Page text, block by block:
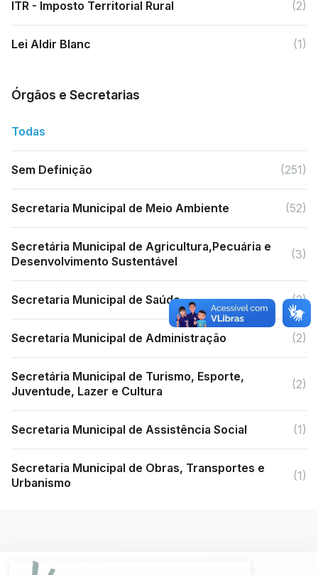
ITR - Imposto Territorial Rural (2)
Lei Aldir Blanc (1)
Órgãos e Secretarias
Todas
Sem Definição (251)
Secretaria Municipal de Meio Ambiente (52)
Secretária Municipal de Agricultura,Pecuária e
Desenvolvimento Sustentável
(3)
Secretaria Municipal de Saúde (2)
Secretaria Municipal de Administração (2)
Secretária Municipal de Turismo, Esporte,
Juventude, Lazer e Cultura
(2)
Secretaria Municipal de Assistência Social (1)
Secretaria Municipal de Obras, Transportes e
Urbanismo
(1)